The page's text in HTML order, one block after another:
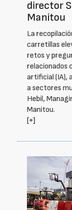
director
Manitou
La
carretillas
retos y
relacionados
artificial (IA),
a sectores
Hebil,
Manitou.
[+]